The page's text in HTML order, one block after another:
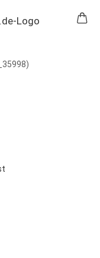
)